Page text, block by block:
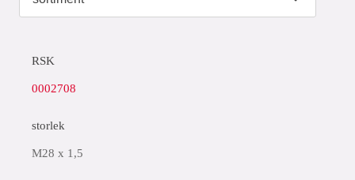
RSK
0002708
storlek
M28 x 1,5